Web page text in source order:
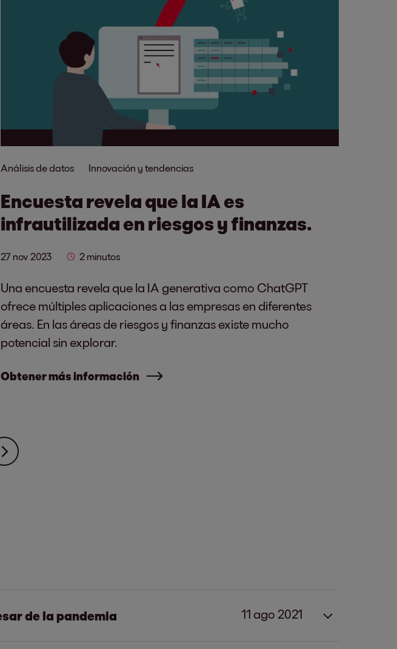
Análisis de datos Innovación y tendencias
Encuesta revela que la IA es
infrautilizada en riesgos y finanzas.
27 nov 2023 2 minutos
Una encuesta revela que la IA generativa como ChatGPT
ofrece múltiples aplicaciones a las empresas en diferentes
áreas. En las áreas de riesgos y finanzas existe mucho
potencial sin explorar.
Obtener más información
de la pandemia 11 ago 2021